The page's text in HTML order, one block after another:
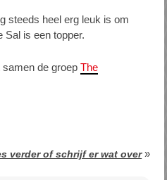
steeds heel erg leuk is om
Sal is een topper.
de groep The
verder of schrijf er wat over»